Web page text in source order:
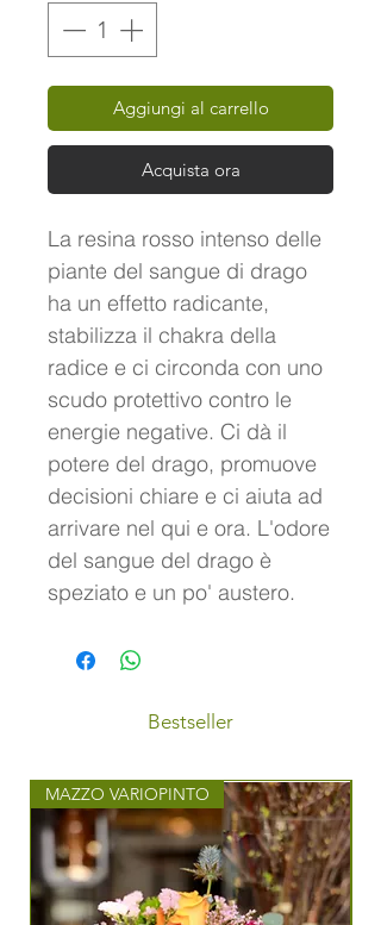
Aggiungi al carrello
Acquista ora
La resina rosso intenso delle
piante del sangue di drago
ha un effetto radicante,
stabilizza il chakra della
radice e ci circonda con uno
scudo protettivo contro le
energie negative. Ci dà il
potere del drago, promuove
decisioni chiare e ci aiuta ad
arrivare nel qui e ora. L'odore
del sangue del drago è
speziato e un po' austero.
Bestseller
MAZZO VARIOPINTO